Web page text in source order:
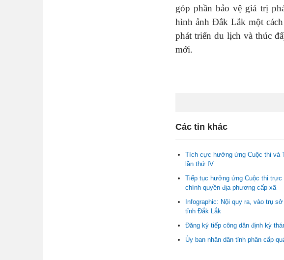
góp phần bảo vệ giá trị
hình ảnh Đắk Lắk một
phát triển du lịch và thúc
mới.
Các tin khác
Tích cực hưởng ứng Cuộc thi và
lần thứ IV
Tiếp tục hưởng ứng Cuộc thi trực
chính quyền địa phương cấp xã
Infographic: Nội quy ra, vào trụ
tỉnh Đắk Lắk
Đăng ký tiếp công dân định kỳ
Ủy ban nhân dân tỉnh phân cấp